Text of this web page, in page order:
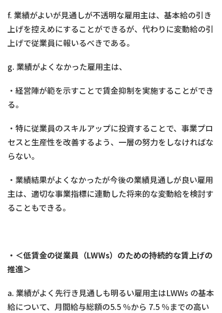
f. 業績がよいが見通しが不透明な雇用主は、基本給の引き
上げを控えめにすることができるが、代わりに変動給の引
上げで従業員に報いるべきである。
g. 業績がよくなかった雇用主は、
・経営陣が範を示すことで賃金抑制を実施することができ
る。
・特に従業員のスキルアップに投資することで、事業プロ
セスと生産性を改善するよう、一層の努力をしなければな
らない。
・業績結果がよくなかったが今後の業績見通しが良い雇用
主は、適切な事業指標に連動した将来的な変動給を検討す
ることもできる。
・＜低賃金の従業員（LWWs）のための持続的な賃上げの
推進＞
a. 業績がよく先行き見通しも明るい雇用主はLWWs の基本
給について、月間給与総額の5.5 ％から 7.5 ％までの高い